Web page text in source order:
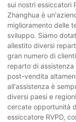
sui nostri essiccatori
Zhanghua è
miglioramento delle
sviluppo. Siamo
allestito diversi
gran numero di
reparto di
post-vendita
all'assistenza è
diversi paesi e
cercate opportunità
essiccatore RVPD,